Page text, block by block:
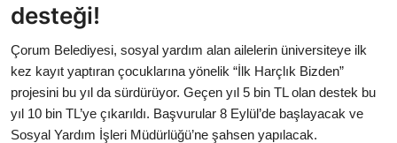
Mülki İdare
Toplum ve Yaşam
Sivil Toplum Kuruluşları
desteği!
Çorum Belediyesi, sosyal yardım alan ailelerin üniversiteye ilk
kez kayıt yaptıran çocuklarına yönelik “İlk Harçlık Bizden”
projesini bu yıl da sürdürüyor. Geçen yıl 5 bin TL olan destek bu
yıl 10 bin TL’ye çıkarıldı. Başvurular 8 Eylül’de başlayacak ve
Sosyal Yardım İşleri Müdürlüğü’ne şahsen yapılacak.